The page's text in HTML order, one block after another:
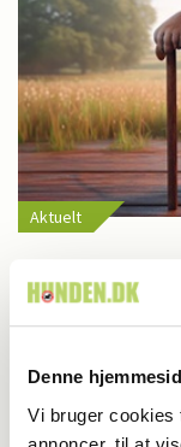
Denne
Vi bruger cookies
Aktuelt
Farvel til